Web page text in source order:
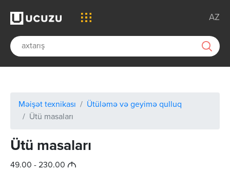
AZ
Məişət texnikası
Ütüləmə və geyimə qulluq
Ütü masaları
Ütü masaları
49.00 - 230.00 M